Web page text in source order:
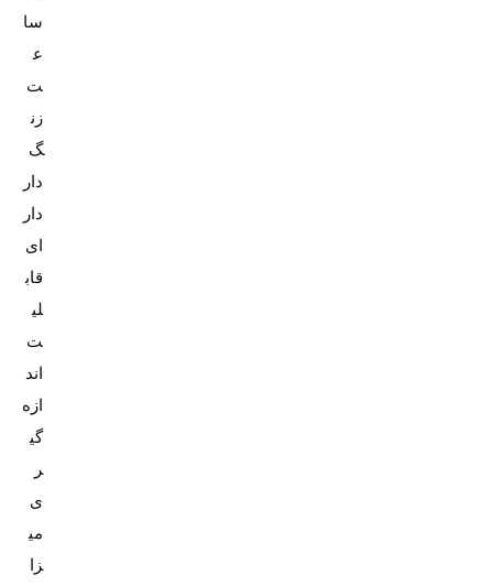
سا
ع
ت
زن
گ‌
دار
دار
ای
قاب
لی
ت
اند
ازه‌
گی
ر
ی
می
زا